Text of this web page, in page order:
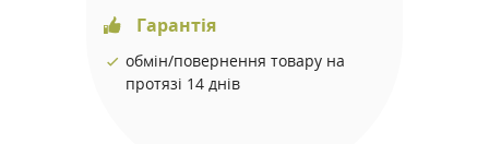
Гарантія
обмін/повернення товару на
протязі 14 днів